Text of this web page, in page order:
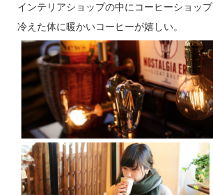
インテリアショップの中にコーヒーショップ
冷えた体に暖かいコーヒーが嬉しい。